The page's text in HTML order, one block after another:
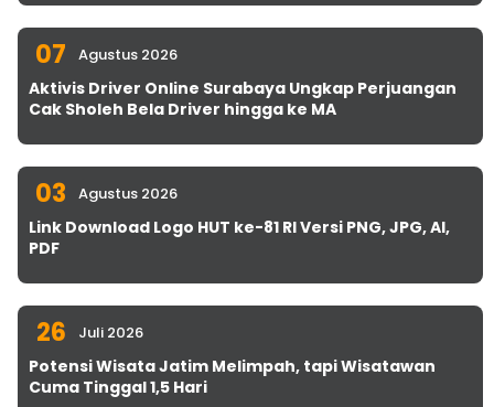
07 Agustus 2026
Aktivis Driver Online Surabaya Ungkap Perjuangan
Cak Sholeh Bela Driver hingga ke MA
03 Agustus 2026
Link Download Logo HUT ke-81 RI Versi PNG, JPG, AI,
PDF
26 Juli 2026
Potensi Wisata Jatim Melimpah, tapi Wisatawan
Cuma Tinggal 1,5 Hari